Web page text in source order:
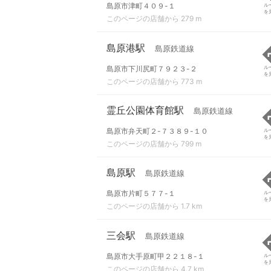
島原市津町４０９-１
このページの店舗から 279 m
ル
を
島原港駅 島原鉄道線
島原市下川尻町７９２３-２
このページの店舗から 773 m
ル
を
霊丘公園体育館駅 島原鉄道線
島原市弁天町２-７３８９-１０
このページの店舗から 799 m
ル
を
島原駅 島原鉄道線
島原市片町５７７-１
このページの店舗から 1.7 km
ル
を
三会駅 島原鉄道線
島原市大手原町甲２２１８-１
このページの店舗から 4.7 km
ル
を